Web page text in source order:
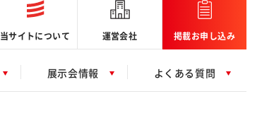
当サイトについて 運営会社 掲載お申し込み
展示会情報 よくある質問